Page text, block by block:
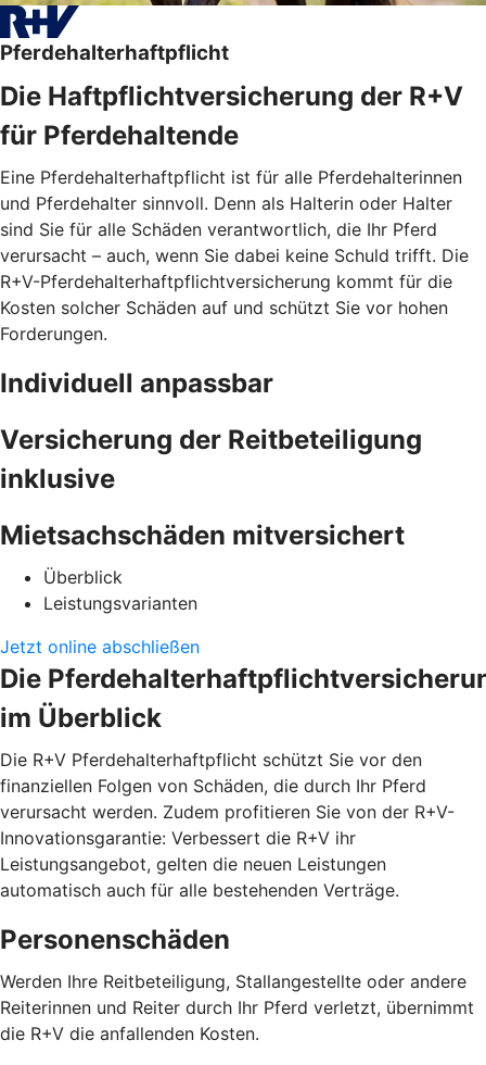
Pferdehalterhaftpflicht
Die Haftpflichtversicherung der R+V
für Pferdehaltende
Eine Pferdehalterhaftpflicht ist für alle Pferdehalterinnen
und Pferdehalter sinnvoll. Denn als Halterin oder Halter
sind Sie für alle Schäden verantwortlich, die Ihr Pferd
verursacht – auch, wenn Sie dabei keine Schuld trifft. Die
R+V-Pferdehalterhaftpflichtversicherung kommt für die
Kosten solcher Schäden auf und schützt Sie vor hohen
Forderungen.
Individuell anpassbar
Versicherung der Reitbeteiligung
inklusive
Mietsachschäden mitversichert
Überblick
Leistungsvarianten
Jetzt online abschließen
Die
im Überblick
Die R+V Pferdehalterhaftpflicht schützt Sie vor den
finanziellen Folgen von Schäden, die durch Ihr Pferd
verursacht werden. Zudem profitieren Sie von der R+V-
Innovationsgarantie: Verbessert die R+V ihr
Leistungsangebot, gelten die neuen Leistungen
automatisch auch für alle bestehenden Verträge.
Personenschäden
Werden Ihre Reitbeteiligung, Stallangestellte oder andere
Reiterinnen und Reiter durch Ihr Pferd verletzt, übernimmt
die R+V die anfallenden Kosten.